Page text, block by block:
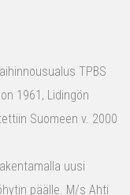
TPBS
1961, Lidingön
Suomeen v. 2000
uusi
päälle. M/s Ahti